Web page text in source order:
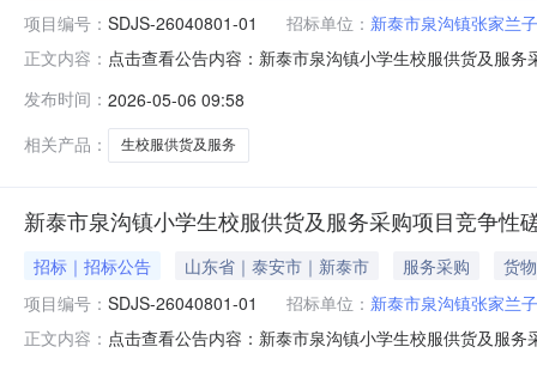
项目编号： SDJS-26040801-01 招标单位： 新泰市泉沟镇张家兰
正文内容： 点击查看公告内容：新泰市泉沟镇小学生校服供货及服务
发布时间： 2026-05-06 09:58
相关产品：
生校服供货及服务
新泰市泉沟镇小学生校服供货及服务采购项目竞争性
招标｜招标公告 山东省｜泰安市｜新泰市 服务采购
货物
项目编号： SDJS-26040801-01 招标单位： 新泰市泉沟镇张家兰
正文内容： 点击查看公告内容：新泰市泉沟镇小学生校服供货及服